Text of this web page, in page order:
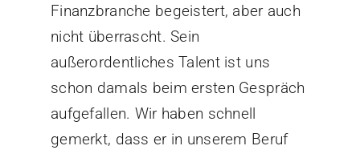
Finanzbranche begeistert, aber auch
nicht überrascht. Sein
außerordentliches Talent ist uns
schon damals beim ersten Gespräch
aufgefallen. Wir haben schnell
gemerkt, dass er in unserem Beruf